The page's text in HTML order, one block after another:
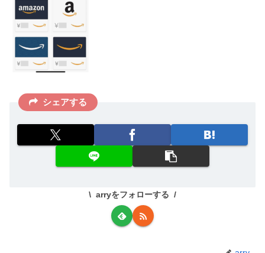
シェアする
arryをフォローする